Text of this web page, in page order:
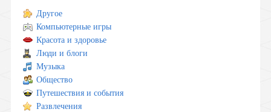
Другое
Компьютерные игры
Красота и здоровье
Люди и блоги
Музыка
Общество
Путешествия и события
Развлечения